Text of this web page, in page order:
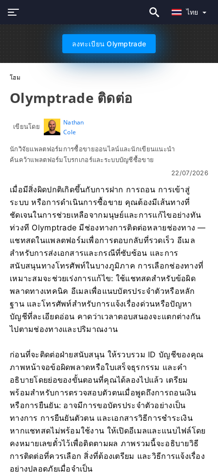
ไทย
ลงทะเบียน Olymptrade
โฮม
Olymptrade ติดต่อ
เขียนโดย
Nathan
Cole
นักวิจัยแพลตฟอร์มการซื้อขายออนไลน์และนักเขียนแนะนำ
ค้นคว้าแพลตฟอร์มโบรกเกอร์และระบบบัญชีซื้อขาย
22/07/2026
เมื่อมีสิ่งผิดปกติเกิดขึ้นกับการฝาก การถอน การเข้าสู่
ระบบ หรือการดำเนินการซื้อขาย คุณต้องมีเส้นทางที่
ชัดเจนในการช่วยเหลือจากมนุษย์และการแก้ไขอย่างทัน
ท่วงที Olymptrade มีช่องทางการติดต่อหลายช่องทาง —
แชทสดในแพลตฟอร์มเพื่อการตอบกลับที่รวดเร็ว อีเมล
สำหรับการส่งเอกสารและกรณีที่ซับซ้อน และการ
สนับสนุนทางโทรศัพท์ในบางภูมิภาค การเลือกช่องทางที่
เหมาะสมจะช่วยเร่งการแก้ไข: ใช้แชทสดสำหรับข้อผิด
พลาดทางเทคนิค อีเมลเพื่อแนบบัตรประจำตัวหรือหลัก
ฐาน และโทรศัพท์สำหรับการแจ้งเรื่องด่วนหรือปัญหา
บัญชีที่ละเอียดอ่อน คาดว่าเวลาตอบสนองจะแตกต่างกัน
ไปตามช่องทางและปริมาณงาน
ก่อนที่จะติดต่อฝ่ายสนับสนุน ให้รวบรวม ID บัญชีของคุณ
ภาพหน้าจอข้อผิดพลาดหรือใบเสร็จธุรกรรม และคำ
อธิบายโดยย่อของขั้นตอนที่คุณได้ลองไปแล้ว เตรียม
พร้อมสำหรับการตรวจสอบตัวตนเมื่อพูดถึงการถอนเงิน
หรือการยืนยัน: อาจมีการขอบัตรประจำตัวอย่างเป็น
ทางการ การยืนยันตัวตน และเอกสารวิธีการชำระเงิน
หากแชทสดไม่พร้อมใช้งาน ให้เปิดอีเมลและแนบไฟล์โดย
คงหมายเลขตั๋วไว้เพื่อติดตามผล ภาพรวมนี้จะอธิบายวิธี
การติดต่อที่ควรเลือก สิ่งที่ต้องเตรียม และวิธีการแจ้งเรื่อง
อย่างปลอดภัยเมื่อจำเป็น